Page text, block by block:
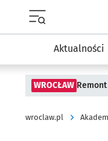
Menu główne
Aktualności
WROCŁAW
wroclaw.pl